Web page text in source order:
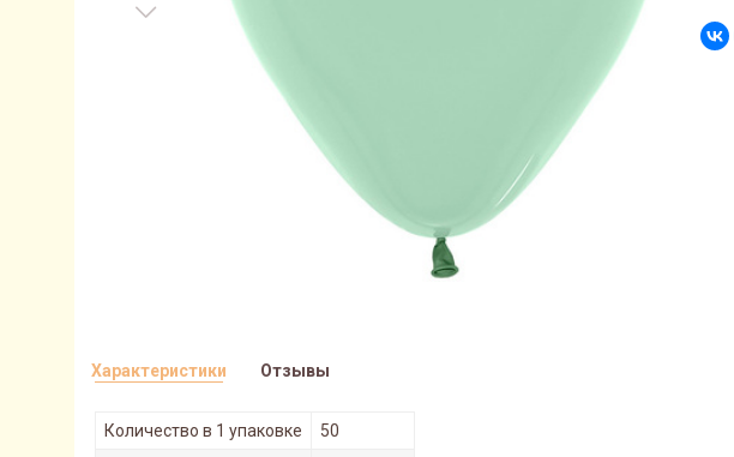
Характеристики
Количество в 1 упаковке
50
Отзывы